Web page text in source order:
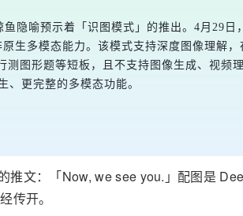
隐喻预示着「识图模式」的推出。4月29日
生多模态能力。该模式支持深度图像理解
图形题等短板，且不支持图像生成、视频
、更完整的多模态功能。
推文：「Now, we see you.」配图是
传开。